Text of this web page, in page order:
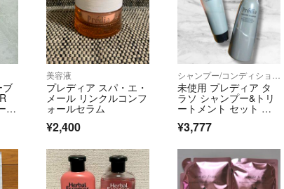
ブ
シ
美容液
プレディア スパ・エ・
メール リンクルコンフ
ォールセラム
¥2,400
未使用 プレディア タ
ラソ シャンプー&トリ
ートメント セット ヘ
アケア 美容
¥3,777